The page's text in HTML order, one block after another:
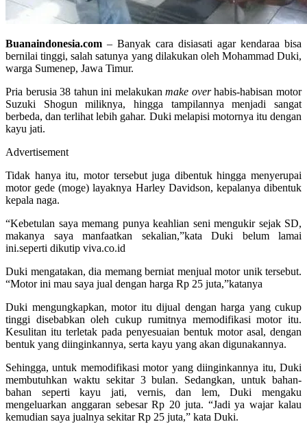
Buanaindonesia.com – Banyak cara disiasati agar kendaraa bisa
bernilai tinggi, salah satunya yang dilakukan oleh Mohammad Duki,
warga Sumenep, Jawa Timur.
Pria berusia 38 tahun ini melakukanmake over habis-habisan motor
Suzuki Shogun miliknya, hingga tampilannya menjadi sangat
berbeda, dan terlihat lebih gahar. Duki melapisi motornya itu dengan
kayu jati.
Advertisement
Tidak hanya itu, motor tersebut juga dibentuk hingga menyerupai
motor gede (moge) layaknya Harley Davidson, kepalanya dibentuk
kepala naga.
“Kebetulan saya memang punya keahlian seni mengukir sejak SD,
makanya saya manfaatkan sekalian,”kata Duki belum lamai
ini.seperti dikutip viva.co.id
Duki mengatakan, dia memang berniat menjual motor unik tersebut.
“Motor ini mau saya jual dengan harga Rp 25 juta,”katanya
Duki mengungkapkan, motor itu dijual dengan harga yang cukup
tinggi disebabkan oleh cukup rumitnya memodifikasi motor itu.
Kesulitan itu terletak pada penyesuaian bentuk motor asal, dengan
bentuk yang diinginkannya, serta kayu yang akan digunakannya.
Sehingga, untuk memodifikasi motor yang diinginkannya itu, Duki
membutuhkan waktu sekitar 3 bulan. Sedangkan, untuk bahan-
bahan seperti kayu jati, vernis, dan lem, Duki mengaku
mengeluarkan anggaran sebesar Rp 20 juta. “Jadi ya wajar kalau
kemudian saya jualnya sekitar Rp 25 juta,” kata Duki.